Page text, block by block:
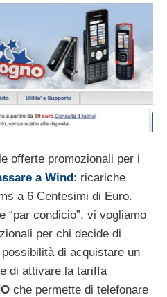
offerte promozionali per i
a Wind: ricariche
a 6 Centesimi di Euro.
“par condicio”, vi vogliamo
per chi decide di
di acquistare un
e di attivare la tariffa
che permette di telefonare